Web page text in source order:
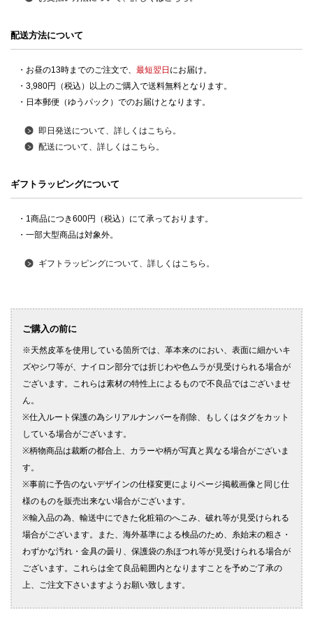
配送方法について
・お昼の13時までのご注文で、 最短翌日 にお届け。
・3,980円（税込）以上のご購入で送料無料となります。
・日本郵便（ゆうパック）でのお届けとなります。
即日発送について、詳しくはこちら。
配送について、詳しくはこちら。
ギフトラッピングについて
・1商品につき600円（税込）にて承っております。
・一部大型商品は対象外。
ギフトラッピングについて、詳しくはこちら。